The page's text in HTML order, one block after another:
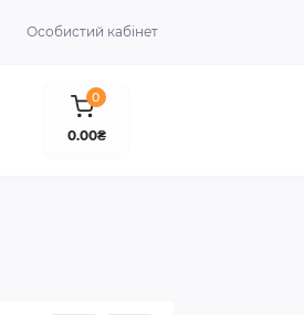
Особистий кабінет
0
0.00₴